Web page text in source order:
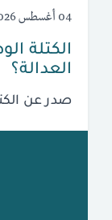
04 أغسطس 2026
الكتلة
العدالة؟
صدر عن